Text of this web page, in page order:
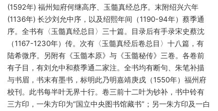
(1592年) 福州知府何继高序、玉髓真经总序。末附绍兴六年
(1136年) 长沙刘允中序，以及绍熙年间（1190-94年）蔡季通
序。全书有〈玉髓真经总目〉三十篇。目录后有手录宋史蔡沈
（1167-1230年）传。次有〈玉髓真经后卷总目〉十八篇，有
陆希微序。另附有《玉髓本原》与《玉髓秘传》三卷。各卷前
有子目，有刘允中和蔡季通二家注。全书均有断句、朱笔补描
与书眉，书末有墨书，标明此乃明嘉靖庚戌（1550年）福州府
校刊。此书每半叶无界十行。卷三前十二叶为钞补，书中铃有
三方印，一朱方印为“国立中央图书馆藏书”；另一朱方印及一白